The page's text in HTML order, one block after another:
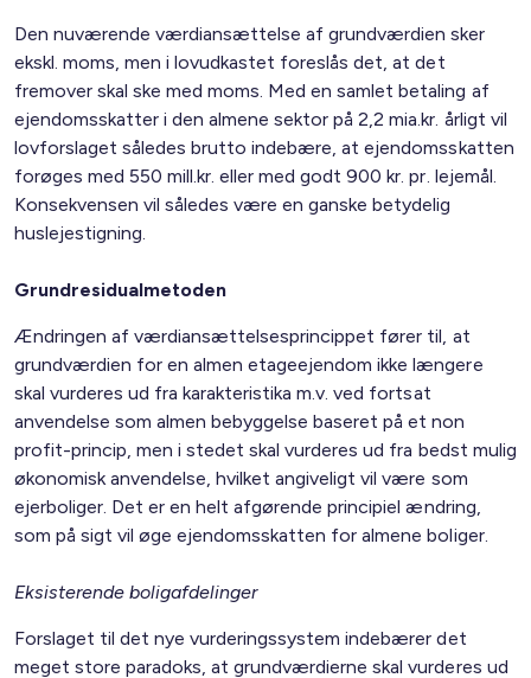
Den nuværende værdiansættelse af grundværdien sker
ekskl. moms, men i lovudkastet foreslås det, at det
fremover skal ske med moms. Med en samlet betaling af
ejendomsskatter i den almene sektor på 2,2 mia.kr. årligt vil
lovforslaget således brutto indebære, at ejendomsskatten
forøges med 550 mill.kr. eller med godt 900 kr. pr. lejemål.
Konsekvensen vil således være en ganske betydelig
huslejestigning.
Grundresidualmetoden
Ændringen af værdiansættelsesprincippet fører til, at
grundværdien for en almen etageejendom ikke længere
skal vurderes ud fra karakteristika m.v. ved fortsat
anvendelse som almen bebyggelse baseret på et non
profit-princip, men i stedet skal vurderes ud fra bedst mulig
økonomisk anvendelse, hvilket angiveligt vil være som
ejerboliger. Det er en helt afgørende principiel ændring,
som på sigt vil øge ejendomsskatten for almene boliger.
Eksisterende boligafdelinger
Forslaget til det nye vurderingssystem indebærer det
meget store paradoks, at grundværdierne skal vurderes ud